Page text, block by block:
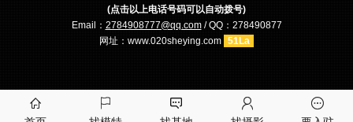
(点击以上电话号码可以自动拨号)
Email： 2784908777@qq.com/ QQ：278490877
网址：www.020sheying.com 51La




